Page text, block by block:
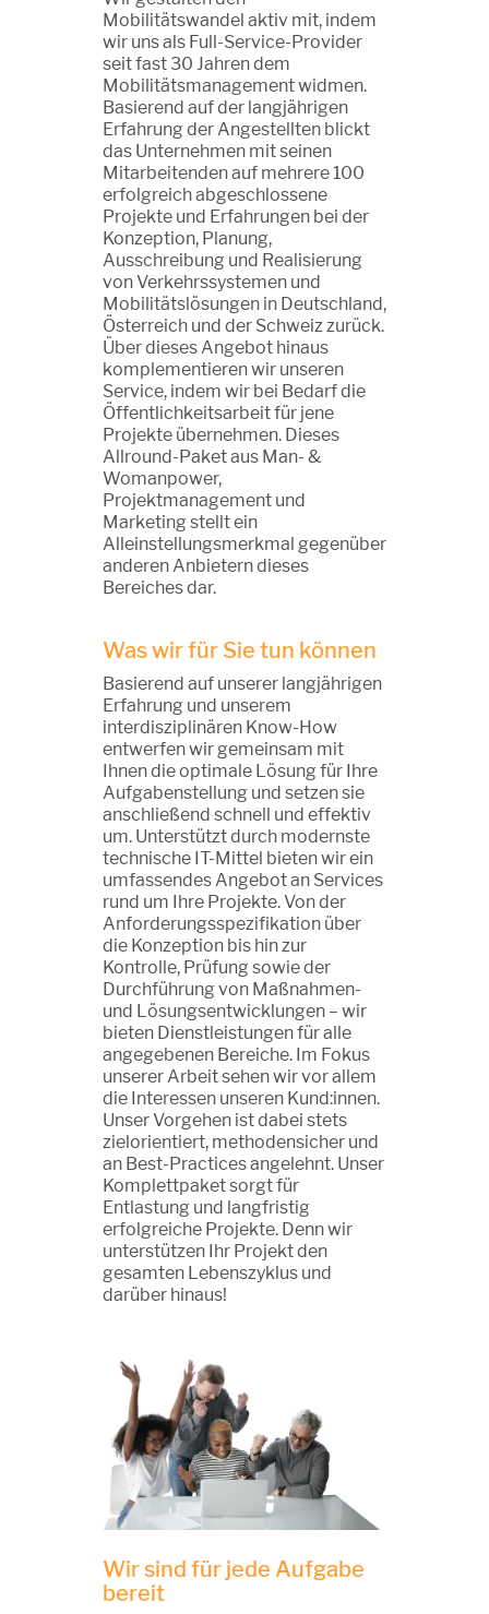
Mobilitätswandel aktiv mit, indem
wir uns als Full-Service-Provider
seit fast 30 Jahren dem
Mobilitätsmanagement widmen.
Basierend auf der langjährigen
Erfahrung der Angestellten blickt
das Unternehmen mit seinen
Mitarbeitenden auf mehrere 100
erfolgreich abgeschlossene
Projekte und Erfahrungen bei der
Konzeption, Planung,
Ausschreibung und Realisierung
von Verkehrssystemen und
Mobilitätslösungen in Deutschland,
Österreich und der Schweiz zurück.
Über dieses Angebot hinaus
komplementieren wir unseren
Service, indem wir bei Bedarf die
Öffentlichkeitsarbeit für jene
Projekte übernehmen. Dieses
Allround-Paket aus Man- &
Womanpower,
Projektmanagement und
Marketing stellt ein
Alleinstellungsmerkmal gegenüber
anderen Anbietern dieses
Bereiches dar.
Was wir für Sie tun können
Basierend auf unserer langjährigen
Erfahrung und unserem
interdisziplinären Know-How
entwerfen wir gemeinsam mit
Ihnen die optimale Lösung für Ihre
Aufgabenstellung und setzen sie
anschließend schnell und effektiv
um. Unterstützt durch modernste
technische IT-Mittel bieten wir ein
umfassendes Angebot an Services
rund um Ihre Projekte. Von der
Anforderungsspezifikation über
die Konzeption bis hin zur
Kontrolle, Prüfung sowie der
Durchführung von Maßnahmen-
und Lösungsentwicklungen – wir
bieten Dienstleistungen für alle
angegebenen Bereiche. Im Fokus
unserer Arbeit sehen wir vor allem
die Interessen unseren Kund:innen.
Unser Vorgehen ist dabei stets
zielorientiert, methodensicher und
an Best-Practices angelehnt. Unser
Komplettpaket sorgt für
Entlastung und langfristig
erfolgreiche Projekte. Denn wir
unterstützen Ihr Projekt den
gesamten Lebenszyklus und
darüber hinaus!
Wir sind für jede Aufgabe
bereit